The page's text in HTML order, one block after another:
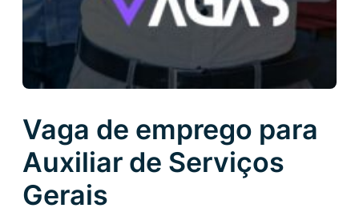
Vaga de emprego para
Auxiliar de Serviços
Gerais